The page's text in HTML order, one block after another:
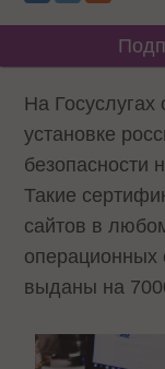
На Госуслугах
установке
безопасности
Такие
сайтов в
операционных
выданы на